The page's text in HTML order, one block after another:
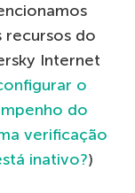
recursos do
Internet
o
do
verificação
inativo?)